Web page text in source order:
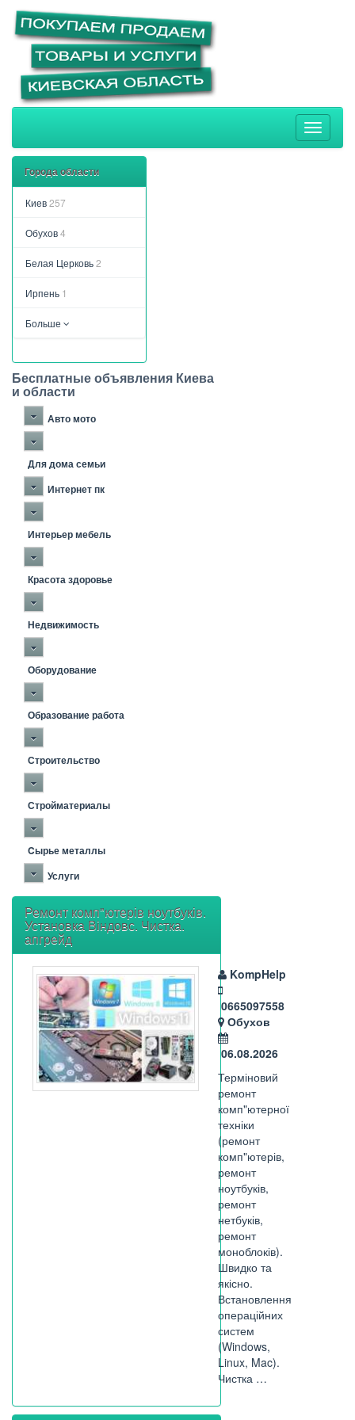
Toggle
Города области
Киев257
Обухов4
Белая Церковь2
Ирпень 1
Больше
Бесплатные объявления Киева
и области
Авто мото
Для дома семьи
Интернет пк
Интерьер мебель
Красота здоровье
Недвижимость
Оборудование
Образование работа
Строительство
Стройматериалы
Cырье металлы
Услуги
Ремонт комп"ютерів ноутбуків.
Установка Віндовс. Чистка.
апгрейд
KompHelp
0665097558
Обухов
06.08.2026
Терміновий
ремонт
комп"ютерної
техніки
(ремонт
комп"ютерів,
ремонт
ноутбуків,
ремонт
нетбуків,
ремонт
моноблоків).
Швидко та
якісно.
Встановлення
операційних
систем
(Windows,
Linux, Mac).
Чистка …